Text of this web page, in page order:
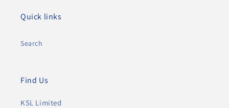
Quick links
Search
Find Us
KSL Limited